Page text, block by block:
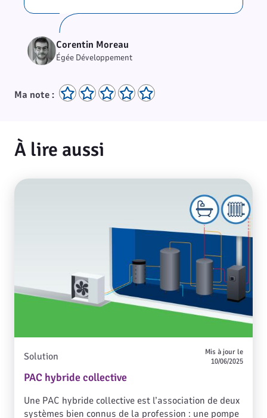
Corentin Moreau
Égée Développement
Ma note :
À lire aussi
PAC hybride collective
Solution
Mis à jour le
10/06/2025
Une PAC hybride collective est l’association de deux
systèmes bien connus de la profession : une pompe